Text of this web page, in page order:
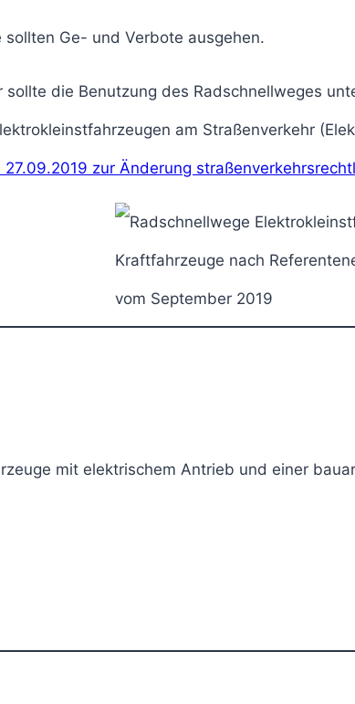
Ge- und Verbote ausgehen.
die Benutzung des Radschnellweges
am Straßenverkehr
zur Änderung
Kraftfahrzeuge nach
vom September 2019
mit elektrischem Antrieb und einer